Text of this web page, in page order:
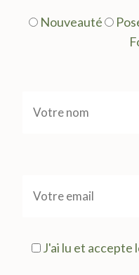
Nouveauté
J'ai lu et accepte